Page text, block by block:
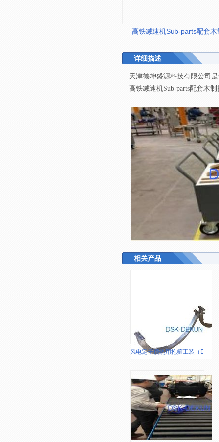
高铁减速机Sub-parts配套木
详细描述
天津德坤盛源科技有限公司
高铁减速机Sub-parts配套木
相关产品
风电定子预热用抱箍工装（